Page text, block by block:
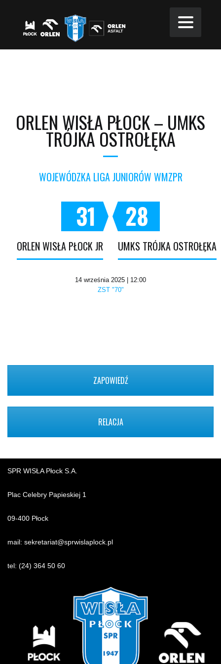
ORLEN WISŁA PŁOCK – UMKS
TRÓJKA OSTROŁĘKA
WOJEWÓDZKA LIGA JUNIORÓW WMZPR
31
ORLEN WISŁA PŁOCK JR
28
UMKS TRÓJKA OSTROŁĘKA
14 września 2025 | 12:00
ZST "70"
ZAPOWIEDŹ
RELACJA
SPR WISŁA Płock S.A.
Plac Celebry Papieskiej 1
09-400 Płock
mail: sekretariat@sprwislaplock.pl
tel: (24) 364 50 60